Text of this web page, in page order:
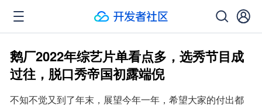
鹅厂2022年综艺片单看点多，选秀节目成
过往，脱口秀帝国初露端倪
不知不觉又到了年末，展望今年一年，希望大家的付出都